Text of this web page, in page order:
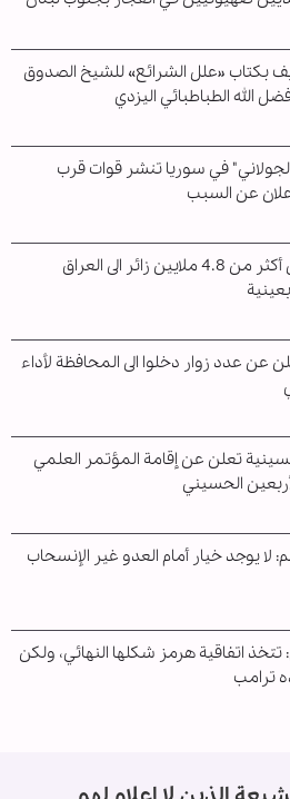
بكتاب «علل الشرائع» للشيخ الصدوق
الله الطباطبائي اليزدي
في سوريا تنشر قوات قرب
عن السبب
دخول أكثر من 4.8 ملايين زائر الى العراق
عن عدد زوار دخلوا الى المحافظة لأداء
تعلن عن إقامة المؤتمر العلمي
الحسيني
لا يوجد خيار أمام العدو غير الإنسحاب
اتفاقية هرمز شكلها النهائي، ولكن
ترامب